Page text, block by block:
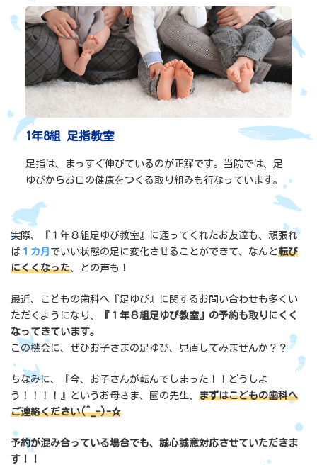
1年8組 足指教室
足指は、まっすぐ伸びているのが正解です。当院では、足
ゆびからお口の健康をつくる取り組みも行なっています。
実際、『１年８組足ゆび教室』に通ってくれたお友達も、頑張れ
ば １カ月 でいい状態の足に変化させることができて、なんと転び
にくくなった、との声も！
最近、こどもの歯科へ『足ゆび』に関するお問い合わせも多くい
ただくようになり、
『１年８組足ゆび教室』の予約も取りにくく
なってきています。
この機会に、ぜひお子さまの足ゆび、見直してみませんか？？
ちなみに、『今、お子さんが転んでしまった！！どうしよ
う！！！！』というお母さま、園の先生、 まずはこどもの歯科へ
ご連絡ください(^_-)-☆
予約が混み合っている場合でも、誠心誠意対応させていただきま
す！！